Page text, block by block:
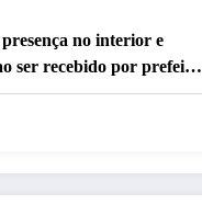
no interior e
ser recebido por prefeitos
unir até rivais na mesma